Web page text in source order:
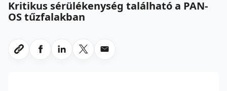
Kritikus sérülékenység található a PAN-
OS tűzfalakban
Link masolasa
Megosztas Facebookon
Megosztas LinkedInen
Megosztas X-en
Megosztas emailben